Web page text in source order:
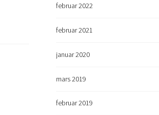
februar 2022
februar 2021
januar 2020
mars 2019
februar 2019